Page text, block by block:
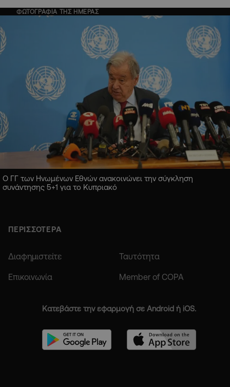
ΦΩΤΟΓΡΑΦΙΑ ΤΗΣ ΗΜΕΡΑΣ
Ο ΓΓ των Ηνωμένων Εθνών ανακοινώνει την σύγκληση
συνάντησης 5+1 για το Κυπριακό
ΠΕΡΙΣΣΟΤΕΡΑ
Διαφημιστείτε Ταυτότητα
Επικοινωνία Member of COPA
Κατεβάστε την εφαρμογή σε Android ή iOS.